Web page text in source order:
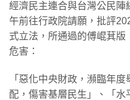
經濟民主連合與台灣公民陣
午前往行政院請願，批評
式立法，所通過的傅崐萁
危害：
「惡化中央財政，瀕臨年
配，傷害基層民生」、「水